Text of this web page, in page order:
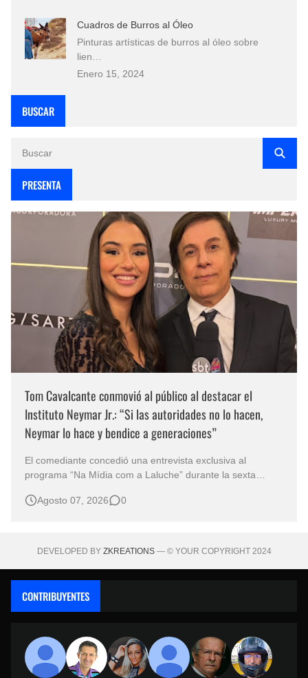
Cuadros de Burros al Óleo
Pinturas artísticas de burros al óleo sobre
lien…
Enero 15, 2024
BUSCAR
PRESENTA
Tom Cavalcante conmovió al público al destacar el
Instituto Neymar Jr.: “Si las autoridades no lo hacen,
Neymar lo hace y bendice a generaciones”
El comediante concedió una entrevista exclusiva al
programa “Na Mídia com a Laluche” durante la sexta
eventos benéficos más importantes de Brasil. En medio del
Agosto 07, 2026 0
DEVELOPED BY ZKREATIONS— © YOUR COPYRIGHT 2024
CONTRIBUYENTES